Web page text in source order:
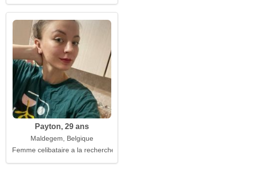
Payton, 29 ans
Maldegem, Belgique
Femme celibataire a la recherche d'un mari